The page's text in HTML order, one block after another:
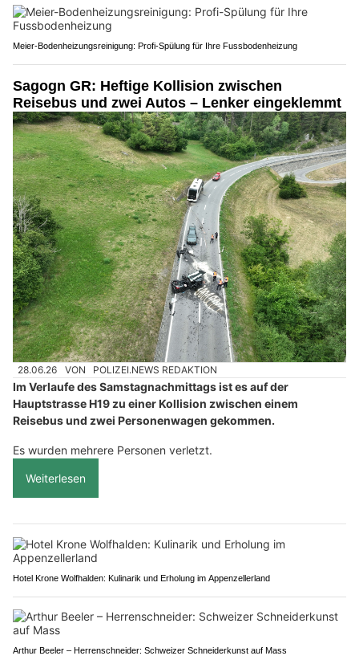
Meier-Bodenheizungsreinigung: Profi-Spülung für Ihre Fussbodenheizung
Sagogn GR: Heftige Kollision zwischen
Reisebus und zwei Autos – Lenker eingeklemmt
28.06.26 VON POLIZEI.NEWS REDAKTION
Im Verlaufe des Samstagnachmittags ist es auf der
Hauptstrasse H19 zu einer Kollision zwischen einem
Reisebus und zwei Personenwagen gekommen.
Es wurden mehrere Personen verletzt.
Weiterlesen
Hotel Krone Wolfhalden: Kulinarik und Erholung im Appenzellerland
Arthur Beeler – Herrenschneider: Schweizer Schneiderkunst auf Mass